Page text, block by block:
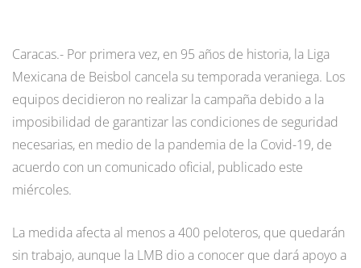
Caracas.- Por primera vez, en 95 años de historia, la Liga
Mexicana de Beisbol cancela su temporada veraniega. Los
equipos decidieron no realizar la campaña debido a la
imposibilidad de garantizar las condiciones de seguridad
necesarias, en medio de la pandemia de la Covid-19, de
acuerdo con un comunicado oficial, publicado este
miércoles.
La medida afecta al menos a 400 peloteros, que quedarán
sin trabajo, aunque la LMB dio a conocer que dará apoyo a